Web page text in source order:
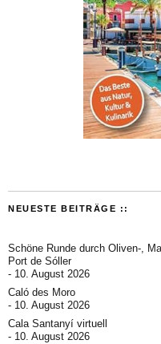
NEUESTE BEITRÄGE ::
Schöne Runde durch Oliven-,
Port de Sóller
10. August 2026
Caló des Moro
10. August 2026
Cala Santanyí virtuell
10. August 2026